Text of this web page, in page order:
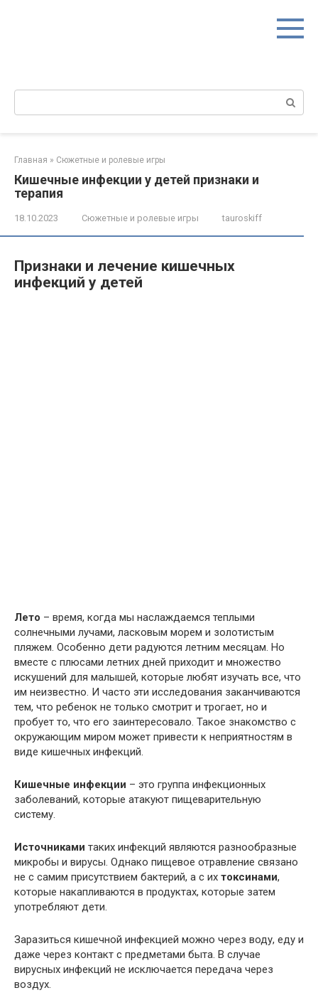
Поиск:
Главная » Сюжетные и ролевые игры
Кишечные инфекции у детей признаки и
терапия
18.10.2023 Сюжетные и ролевые игры tauroskiff
Признаки и лечение кишечных
инфекций у детей
Лето – время, когда мы наслаждаемся теплыми
солнечными лучами, ласковым морем и золотистым
пляжем. Особенно дети радуются летним месяцам. Но
вместе с плюсами летних дней приходит и множество
искушений для малышей, которые любят изучать все, что
им неизвестно. И часто эти исследования заканчиваются
тем, что ребенок не только смотрит и трогает, но и
пробует то, что его заинтересовало. Такое знакомство с
окружающим миром может привести к неприятностям в
виде кишечных инфекций.
Кишечные инфекции – это группа инфекционных
заболеваний, которые атакуют пищеварительную
систему.
Источниками таких инфекций являются разнообразные
микробы и вирусы. Однако пищевое отравление связано
не с самим присутствием бактерий, а с их токсинами,
которые накапливаются в продуктах, которые затем
употребляют дети.
Заразиться кишечной инфекцией можно через воду, еду и
даже через контакт с предметами быта. В случае
вирусных инфекций не исключается передача через
воздух.